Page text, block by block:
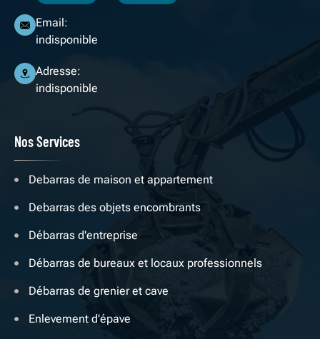
Email:
indisponible
Adresse:
indisponible
Nos Services
Debarras de maison et appartement
Debarras des objets encombrants
Débarras d'entreprise
Débarras de bureaux et locaux professionnels
Débarras de grenier et cave
Enlevement d'épave